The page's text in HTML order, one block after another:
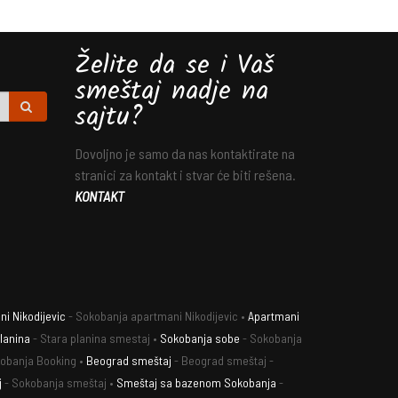
Želite da se i Vaš
smeštaj nadje na
sajtu?
Dovoljno je samo da nas kontaktirate na
stranici za kontakt i stvar će biti rešena.
KONTAKT
Nikodijevic - Sokobanja apartmani Nikodijevic • Apartmani
- Stara planina smestaj • Sokobanja sobe - Sokobanja
Booking • Beograd smeštaj - Beograd smeštaj -
- Sokobanja smeštaj • Smeštaj sa bazenom Sokobanja -